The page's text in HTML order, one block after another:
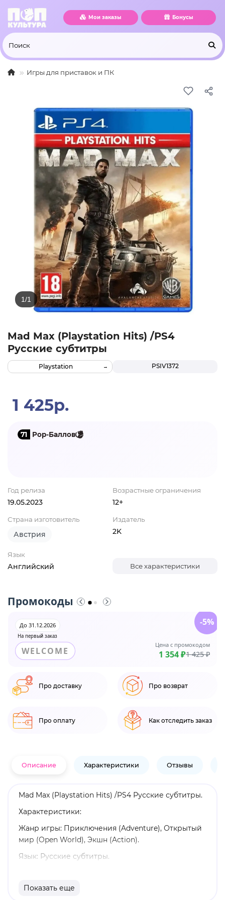
Мои заказы Бонусы
Игры для приставок и ПК
Mad Max (Playstation Hits) /PS4
Русские субтитры
PSIV1372
Playstation
1 425р.
71 Pop-Баллов
Год релиза
19.05.2023
Возрастные ограничения
12+
Страна изготовитель
Австрия
Издатель
2K
Язык
Английский Все характеристики
Промокоды
На первый заказ
До 31.12.2026
WELCOME
Цена с промокодом
1 354 ₽1 425 ₽
-5%
Про доставку Про возврат
Про оплату Как отследить заказ
Описание Характеристики Отзывы
Mad Max (Playstation Hits) /PS4 Русские субтитры.
Характеристики:
Жанр игры: Приключения (Adventure), Открытый
мир (Open World), Экшн (Action).
Язык: Русские субтитры.
Возрастные ограничения: 18+.
Показать еще